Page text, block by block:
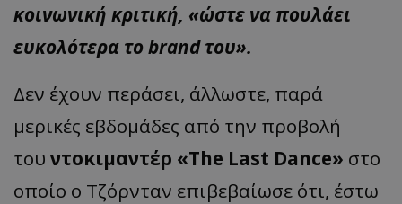
κοινωνική κριτική, «ώστε να πουλάει
ευκολότερα το brand του».
Δεν έχουν περάσει, άλλωστε, παρά
μερικές εβδομάδες από την προβολή
τουντοκιμαντέρ «The Last Dance» στο
οποίο ο Τζόρνταν επιβεβαίωσε ότι, έστω